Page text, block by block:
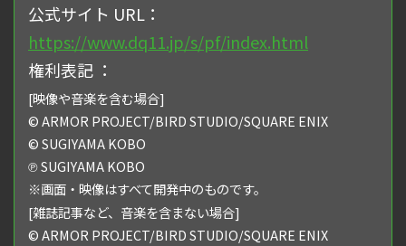
公式サイト URL：
https://www.dq11.jp/s/pf/index.html
権利表記 ：
[映像や⾳楽を含む場合]
© ARMOR PROJECT/BIRD STUDIO/SQUARE ENIX
© SUGIYAMA KOBO
℗ SUGIYAMA KOBO
※画⾯・映像はすべて開発中のものです。
[雑誌記事など、⾳楽を含まない場合]
© ARMOR PROJECT/BIRD STUDIO/SQUARE ENIX